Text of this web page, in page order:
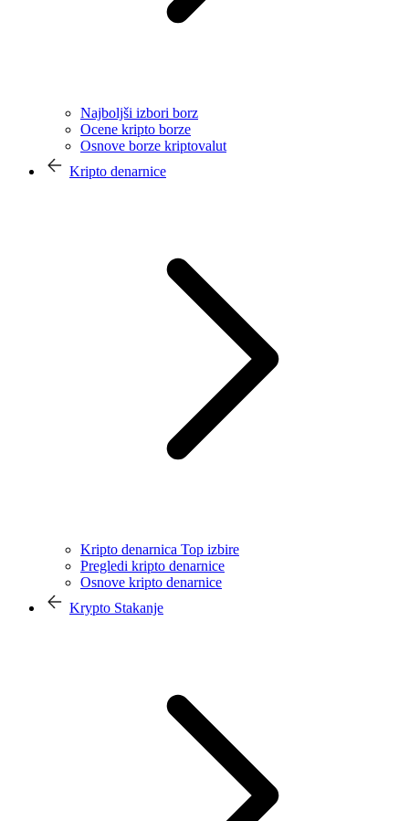
Najboljši izbori borz
Ocene kripto borze
Osnove borze kriptovalut
Kripto denarnice
Kripto denarnica Top izbire
Pregledi kripto denarnice
Osnove kripto denarnice
Krypto Stakanje